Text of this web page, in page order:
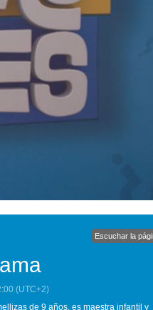
Escuchar la
(UTC+2)
de 9 años, es maestra infantil y